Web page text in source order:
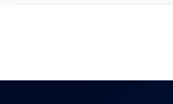
Hue Perifo-kisko 1,5 m